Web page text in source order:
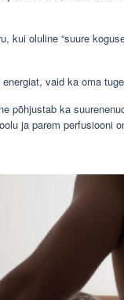
kui oluline “suure
vaid ka oma
põhjustab ka
ja parem perfusiooni